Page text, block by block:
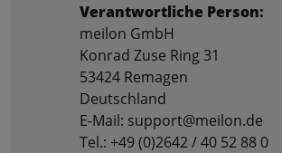
Verantwortliche Person:
meilon GmbH
Konrad Zuse Ring 31
53424 Remagen
Deutschland
E-Mail: support@meilon.de
Tel.: +49 (0)2642 / 40 52 88 0